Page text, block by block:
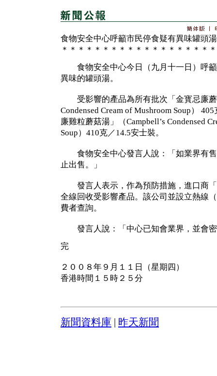
食物安全中心呼籲市民停食疑有異味罐頭湯
＊＊＊＊＊＊＊＊＊＊＊＊＊＊＊＊＊＊＊
食物安全中心今日（九月十一日）呼籲
異味的罐頭湯。
受影響的產品為所有批次「金寳忌廉蘑
Condensed Cream of Mushroom Soup）
廉雞粒蘑菇湯」（Campbell’s Condensed
Soup）410克／14.5安士裝。
食物安全中心發言人說：「如業界有售
止出售。」
發言人表示，作為預防措施，進口商「
全線回收受影響產品。該公司並設立熱線
費者查詢。
發言人說：「中心已知會業界，並會密
完
２００８年９月１１日（星期四）
香港時間１５時２５分
新聞資料庫 昨天新聞